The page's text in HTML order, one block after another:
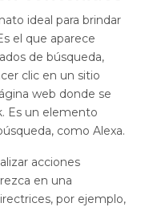
ideal para brindar
el que aparece
de búsqueda,
clic en un sitio
web donde se
Es un elemento
como Alexa.
acciones
en una
por ejemplo,